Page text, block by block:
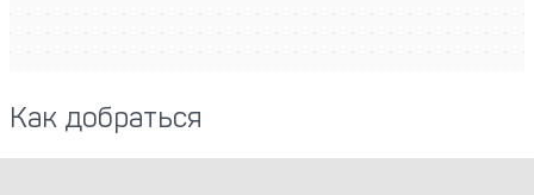
Как добраться